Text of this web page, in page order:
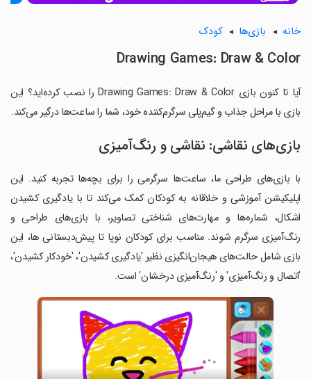
خانه بازی‌ها کودک
Drawing Games: Draw & Color
آیا تا کنون بازی Drawing Games: Draw & Color را نصب کرده‌اید؟ این
بازی با مراحل جذاب و گیم‌پلی سرگرم‌کننده خود، شما را ساعت‌ها درگیر می‌کند.
بازی‌های نقاشی: نقاشی و رنگ‌آمیزی
با بازی‌های طراحی ما، ساعت‌ها سرگرمی را برای بچه‌ها تجربه کنید. این
اپلیکیشن آموزشی و خلاقانه به کودکان کمک می‌کند تا با یادگیری کشیدن
اشکال، شماره‌ها و مهارت‌های شناختی تصاویر، با بازی‌های طراحی و
رنگ‌آمیزی سرگرم شوند. مناسب برای کودکان نوپا تا پیش‌دبستانی ها، این
بازی شامل حالت‌های هیجان‌انگیزی نظیر 'یادگیری کشیدن'، 'خودکار کشیدن'،
'اتصال و رنگ‌آمیزی' و 'رنگ‌آمیزی درخشان' است.